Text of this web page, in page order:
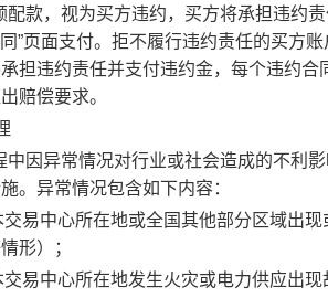
配款，视为买方违约，买方将承担违约
”页面支付。拒不履行违约责任的买方
担违约责任并支付违约金，每个违约
赔偿要求。
中因异常情况对行业或社会造成的不利
。异常情况包含如下内容：
易中心所在地或全国其他部分区域出
形）；
易中心所在地发生火灾或电力供应出